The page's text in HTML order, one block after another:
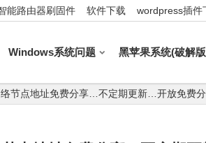
能路由器刷固件 软件下载 wordpress插件
Windows系统问题 黑苹果系统(破解
节点地址免费分享…不定期更新…开放免费